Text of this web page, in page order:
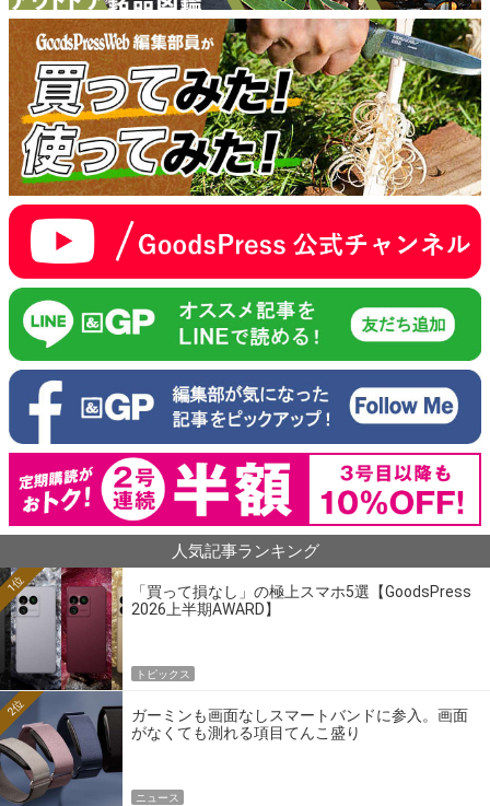
人気記事ランキング
「買って損なし」の極上スマホ5選【GoodsPress
2026上半期AWARD】
1位
トピックス
ガーミンも画面なしスマートバンドに参入。画面
がなくても測れる項目てんこ盛り
2位
ニュース